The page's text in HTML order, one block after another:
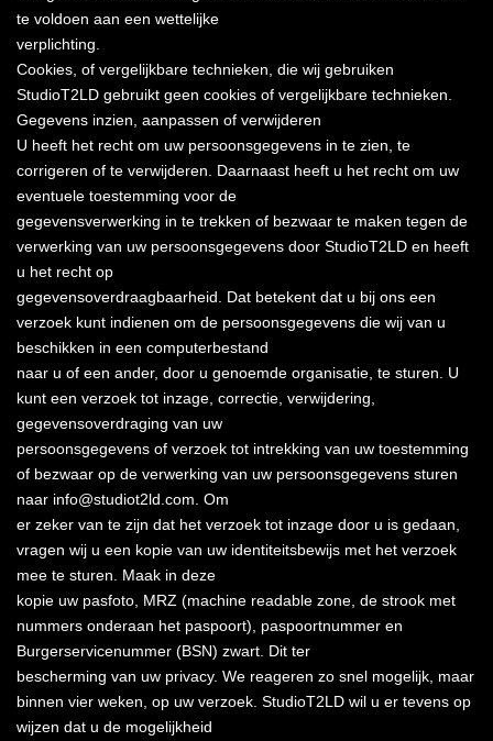
te voldoen aan een wettelijke
verplichting.
Cookies, of vergelijkbare technieken, die wij gebruiken
StudioT2LD gebruikt geen cookies of vergelijkbare technieken.
Gegevens inzien, aanpassen of verwijderen
U heeft het recht om uw persoonsgegevens in te zien, te
corrigeren of te verwijderen. Daarnaast heeft u het recht om uw
eventuele toestemming voor de
gegevensverwerking in te trekken of bezwaar te maken tegen de
verwerking van uw persoonsgegevens door StudioT2LD en heeft
u het recht op
gegevensoverdraagbaarheid. Dat betekent dat u bij ons een
verzoek kunt indienen om de persoonsgegevens die wij van u
beschikken in een computerbestand
naar u of een ander, door u genoemde organisatie, te sturen. U
kunt een verzoek tot inzage, correctie, verwijdering,
gegevensoverdraging van uw
persoonsgegevens of verzoek tot intrekking van uw toestemming
of bezwaar op de verwerking van uw persoonsgegevens sturen
naar info@studiot2ld.com. Om
er zeker van te zijn dat het verzoek tot inzage door u is gedaan,
vragen wij u een kopie van uw identiteitsbewijs met het verzoek
mee te sturen. Maak in deze
kopie uw pasfoto, MRZ (machine readable zone, de strook met
nummers onderaan het paspoort), paspoortnummer en
Burgerservicenummer (BSN) zwart. Dit ter
bescherming van uw privacy. We reageren zo snel mogelijk, maar
binnen vier weken, op uw verzoek. StudioT2LD wil u er tevens op
wijzen dat u de mogelijkheid